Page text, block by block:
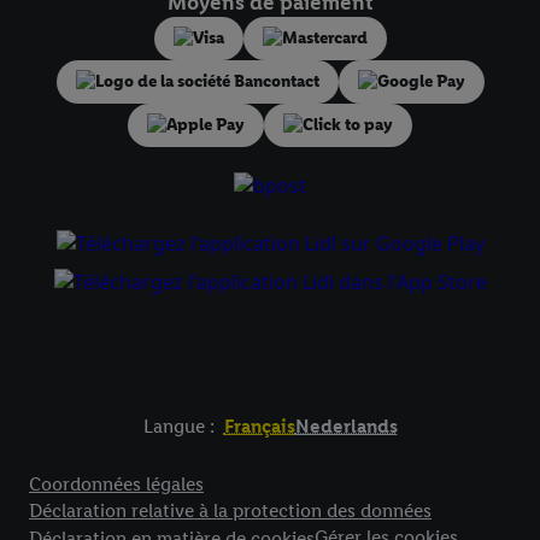
Langue : FrançaisNederlands
Coordonnées légales
Déclaration relative à la protection des données
pour l’avenir dans notre
déclaration relative à la protection des
Vous trouverez les impressions ici.